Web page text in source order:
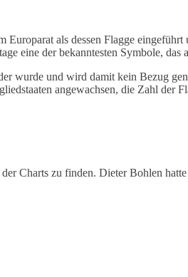
als dessen Flagge
eine der bekanntesten Symbole, das
wurde und wird damit kein Bezug
angewachsen, die Zahl der
Charts zu finden. Dieter Bohlen